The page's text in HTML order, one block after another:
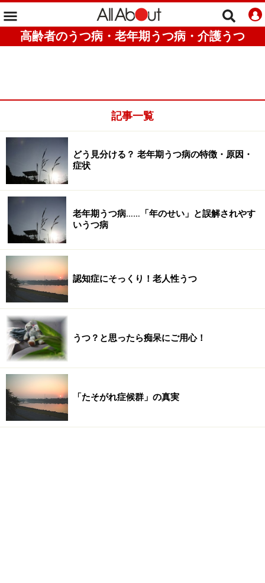
高齢者のうつ病・老年期うつ病・介護うつ
記事一覧
どう見分ける？ 老年期うつ病の特徴・原因・
症状
老年期うつ病……「年のせい」と誤解されやす
いうつ病
認知症にそっくり！老人性うつ
うつ？と思ったら痴呆にご用心！
「たそがれ症候群」の真実